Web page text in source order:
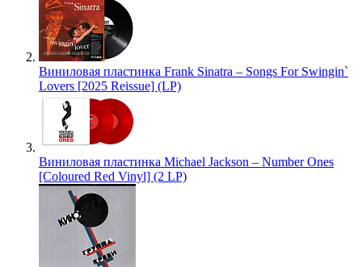
Виниловая пластинка Frank Sinatra – Songs For Swingin`
Lovers [2025 Reissue] (LP)
Виниловая пластинка Michael Jackson – Number Ones
[Coloured Red Vinyl] (2 LP)